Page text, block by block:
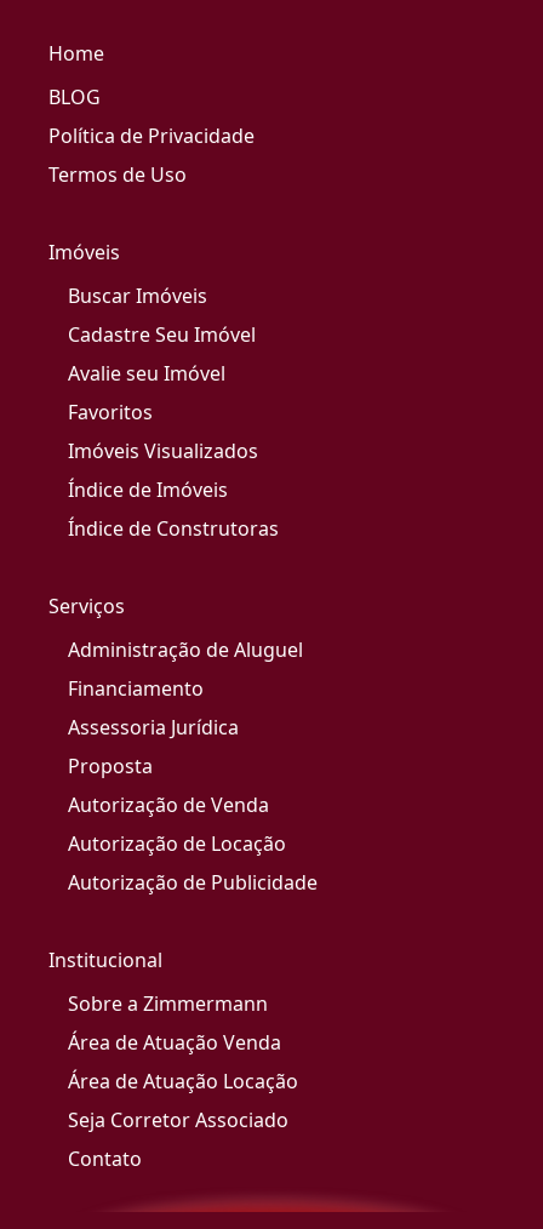
Home
BLOG
Política de Privacidade
Termos de Uso
Imóveis
Buscar Imóveis
Cadastre Seu Imóvel
Avalie seu Imóvel
Favoritos
Imóveis Visualizados
Índice de Imóveis
Índice de Construtoras
Serviços
Administração de Aluguel
Financiamento
Assessoria Jurídica
Proposta
Autorização de Venda
Autorização de Locação
Autorização de Publicidade
Institucional
Sobre a Zimmermann
Área de Atuação Venda
Área de Atuação Locação
Seja Corretor Associado
Contato